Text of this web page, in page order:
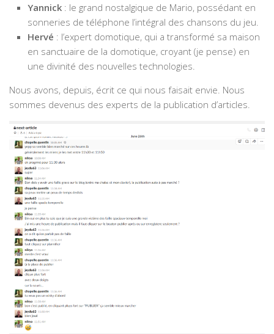
Yannick : le grand nostalgique de Mario, possédant en
sonneries de téléphone l’intégral des chansons du jeu.
Hervé : l’expert domotique, qui a transformé sa maison
en sanctuaire de la domotique, croyant (je pense) en
une divinité des nouvelles technologies.
Nous avons, depuis, écrit ce qui nous faisait envie. Nous
sommes devenus des experts de la publication d’articles.